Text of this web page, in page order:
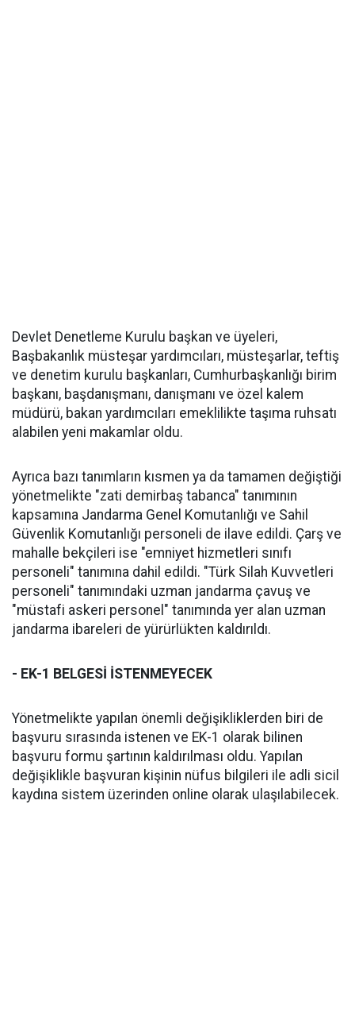
Devlet Denetleme Kurulu başkan ve üyeleri,
Başbakanlık müsteşar yardımcıları, müsteşarlar, teftiş
ve denetim kurulu başkanları, Cumhurbaşkanlığı birim
başkanı, başdanışmanı, danışmanı ve özel kalem
müdürü, bakan yardımcıları emeklilikte taşıma ruhsatı
alabilen yeni makamlar oldu.
Ayrıca bazı tanımların kısmen ya da tamamen değiştiği
yönetmelikte "zati demirbaş tabanca" tanımının
kapsamına Jandarma Genel Komutanlığı ve Sahil
Güvenlik Komutanlığı personeli de ilave edildi. Çarş ve
mahalle bekçileri ise "emniyet hizmetleri sınıfı
personeli" tanımına dahil edildi. "Türk Silah Kuvvetleri
personeli" tanımındaki uzman jandarma çavuş ve
"müstafi askeri personel" tanımında yer alan uzman
jandarma ibareleri de yürürlükten kaldırıldı.
- EK-1 BELGESİ İSTENMEYECEK
Yönetmelikte yapılan önemli değişikliklerden biri de
başvuru sırasında istenen ve EK-1 olarak bilinen
başvuru formu şartının kaldırılması oldu. Yapılan
değişiklikle başvuran kişinin nüfus bilgileri ile adli sicil
kaydına sistem üzerinden online olarak ulaşılabilecek.